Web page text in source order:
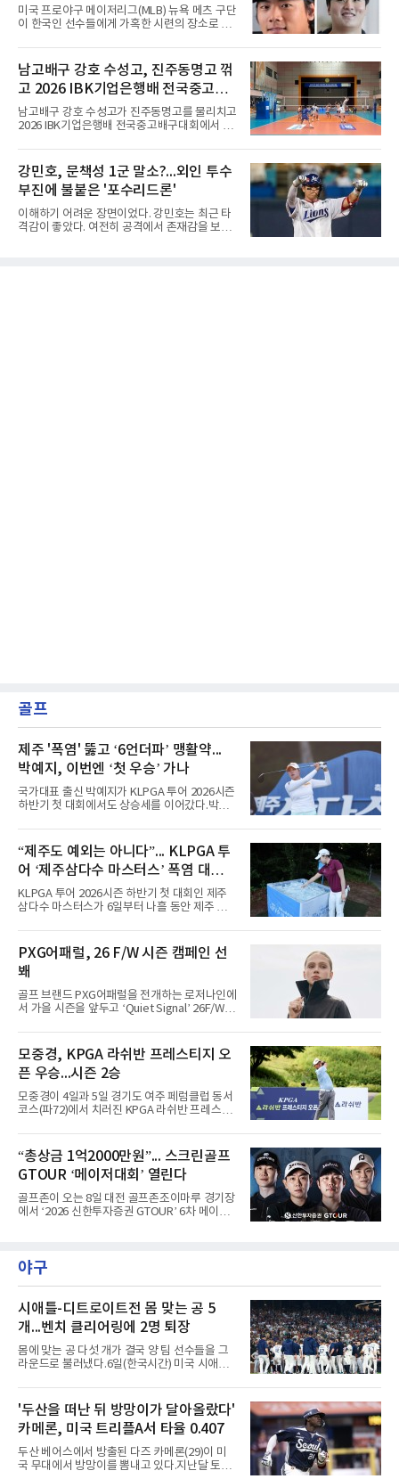
선수의 재회 자체가 화제다. 올 시즌 3승으로 대
상 포인트(313점), 상금(9억8천400만원), 평균
타수(70.41타) 등 주요 부문 1위를 달리는 김민
솔이 하이원리조트 여자오픈에 나설 때 서교림
은 LPGA 에비앙 챔피언십에, 서교림
미 귀국, 배지환은 미국 잔류할 듯
미국 프로야구 메이저리그(MLB) 뉴욕 메츠 구단
이 한국인 선수들에게 가혹한 시련의 장소로 전
대형 유망주로 기대를 모았던 투수 심준석에 이
어, 빅리그 경력을 지닌 내외야수 배지환까지 연
달아 뉴욕 메츠 산하 마이너리그에서 방출 통보
를 받는 아픔을 겪었다. 두 선수의 동반 이탈은
메츠 구단이 유독 한국 선수들에게 '기회의 땅'이
아닌 '무덤'처럼 작용하고 있음을 방증하고 있다.
고교 시절 시속 160km에 달하는 강속구로 큰 스
리츠와 마이애미 말린스를 거쳐 메츠에 둥지를
틀며 반등을 노렸으나
남고배구 강호 수성고, 진주동명고 꺾
고 2026 IBK기업은행배 전국중고배
구대회 4강 진출
남고배구 강호 수성고가 진주동명고를 물리치고
2026 IBK기업은행배 전국중고배구대회에서 18
한국중고배구 2차연맹전 준우승팀 수성고는 4
일 충북 제천 대원대 민송체육관에서 열린 대회
8강전에서 진주동명고를 상대로 공격력이 호조
를 보이며 세트스코어 3-1(25-19, 25-22, 21-
25, 25-23)으로 꺾었다. 인하부고도 부산동성고
를 맞아 뛰어난 조직력을 바탕으로 삼아 3-0(25-
19, 25-19, 25-23)으로 완승을 거두고 4강에 합
강민호, 문책성 1군 말소?...외인 투수
부진에 불붙은 '포수리드론'
이해하기 어려운 장면이었다. 강민호는 최근 타
격감이 좋았다. 여전히 공격에서 존재감을 보여
골프
제주 '폭염' 뚫고 ‘6언더파’ 맹활약...
박예지, 이번엔 ‘첫 우승’ 가나
국가대표 출신 박예지가 KLPGA 투어 2026시즌
하반기 첫 대회에서도 상승세를 이어갔다.박예
서 열린 KLPGA 투어 제주삼다수 마스터스 1라
운드에서 보기 없이 버디만 6개를 잡아내며 6언
더파 66타를 쳤다. 박예지는 서어진, 신다인과
선두권을 형성했다.이날 경기가 열린 테디밸리
골프앤리조트 역시 전국적 폭염을 피해가지 못
했다. 대회장의 최고 기온은 35도에 달했다. 섬
지역 특성상 습도가 높아 체감온도는 더 높게 느
을 마련했다.경기 후 박예지는 “날씨가 덥고 습
해 체력적으로 쉽지 않은 경기였지
“제주도 예외는 아니다”... KLPGA 투
어 ‘제주삼다수 마스터스’ 폭염 대비책
은
KLPGA 투어 2026시즌 하반기 첫 대회인 제주
삼다수 마스터스가 6일부터 나흘 동안 제주 서
전국적 폭염으로 인해 야외 스포츠 경기 진행에
도 차질이 생기고 있다. 프로야구의 경우 관중이
의식을 잃고 쓰러지는 등 온열질환 의심 환자가
집단 발생하자 지난 5일과 6일 경기가 취소됐다.
한국여자프로골프협회(KLPGA)도 폭염 상황에
예의주시하고 있다. 대회가 열리고 있는 테디밸
리 골프앤리조트는 6일 오후 2시 기준 33도 수준
갤러리를 대상으로 한 폭염 대응을 강화한다. 선
수들의 온열질환 예방을 위
PXG어패럴, 26 F/W 시즌 캠페인 선
봬
골프 브랜드 PXG어패럴을 전개하는 로저나인에
서 가을 시즌을 앞두고 ‘Quiet Signal’ 26F/W
베이지·그레이 톤의 스트라이프 라인업이 연다.
스윙 자켓, 에센셜 스웨터, 우븐 베스트, 와이드
팬츠 등 필드와 일상의 경계를 허무는 셋업 스타
일링을 제안한다. 입체적인 레이어드를 위한 아
이템들로 구성됐다.8월에는 ‘다마스커스’ 캡슐
을 선보인다. 매트 실버 포인트와 자카드, 엠보
스, 톤온톤 프린트 기법의 다마스커스 올오버 패
대하는 한편, 리사이클 기반의 ‘리울’ 충전재를
적용해 경량성과
모중경, KPGA 라쉬반 프레스티지 오
픈 우승...시즌 2승
모중경이 4일과 5일 경기도 여주 페럼클럽 동서
코스(파72)에서 치러진 KPGA 라쉬반 프레스티
드 합계 8언더파 136타를 적어내며 한국프로골
프 챔피언스투어 시즌 2승째를 신고했다.우승
상금은 2천400만원이다. 이번 우승으로 챔피언
스투어 통산 7승 고지를 밟았다.5언더파 139타
를 친 장익제와 최호성이 공동 2위를 나눠 가졌
고, 4언더파 140타의 손준호가 4위에 자리했다.
“총상금 1억2000만원”... 스크린골프
GTOUR ‘메이저대회’ 열린다
골프존이 오는 8일 대전 골프존조이마루 경기장
에서 ‘2026 신한투자증권 GTOUR’ 6차 메이저
점을 지급하고 3년간의 GTOUR 시드권을 부여
한다. KPGA 투어프로 중 1, 2라운드 합산 1위에
티 선산에서 열리는 KPGA ‘골프존 오픈’ 출전권
을 부여한다.대회는 골프존 투비전NX플러스 투
어 모드에서 하루 동안 2라운드 36홀 스트로크
플레이, 콕힐 골프클럽 - NO.4 코스에서 진행된
다. 시드권자와 예선통과자, 신인 및 초청 선수,
오프라인 예선전을 통해 선발
야구
시애틀-디트로이트전 몸 맞는 공 5
개...벤치 클리어링에 2명 퇴장
몸에 맞는 공 다섯 개가 결국 양 팀 선수들을 그
라운드로 불러냈다.6일(한국시간) 미국 시애틀
로이트 타이거스의 경기에서 벤치 클리어링이
벌어졌다. 난투극으로 번지지는 않았으나 좌완
게이브 스파이어와 댄 윌슨 시애틀 감독이 퇴장
당했다.발단은 선발이었다. 시애틀 브라이언 우
가 디트로이트 타자를 세 차례 맞혔다. 다만 팔꿈
치 보호대에 맞거나 변화구에 발이 스치는 수준
이어서 치명적이지는 않았다.분위기는 그다음에
'두산을 떠난 뒤 방망이가 달아올랐다'
카메론, 미국 트리플A서 타율 0.407
두산 베어스에서 방출된 다즈 카메론(29)이 미
국 무대에서 방망이를 뽐내고 있다.지난달 토론